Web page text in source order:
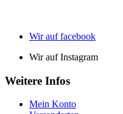
Wir auf facebook
Wir auf Instagram
Weitere Infos
Mein Konto